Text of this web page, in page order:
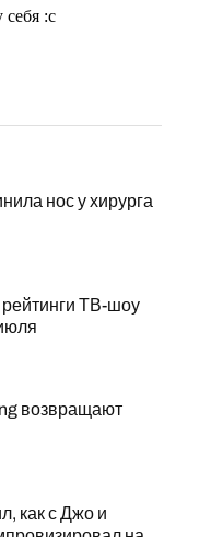
нос у хирурга
ТВ-шоу
возвращают
как с Джо и